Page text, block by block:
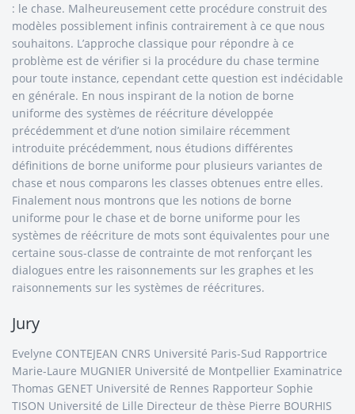
: le chase. Malheureusement cette procédure construit des
modèles possiblement infinis contrairement à ce que nous
souhaitons. L’approche classique pour répondre à ce
problème est de vérifier si la procédure du chase termine
pour toute instance, cependant cette question est indécidable
en générale. En nous inspirant de la notion de borne
uniforme des systèmes de réécriture développée
précédemment et d’une notion similaire récemment
introduite précédemment, nous étudions différentes
définitions de borne uniforme pour plusieurs variantes de
chase et nous comparons les classes obtenues entre elles.
Finalement nous montrons que les notions de borne
uniforme pour le chase et de borne uniforme pour les
systèmes de réécriture de mots sont équivalentes pour une
certaine sous-classe de contrainte de mot renforçant les
dialogues entre les raisonnements sur les graphes et les
raisonnements sur les systèmes de réécritures.
Jury
Evelyne CONTEJEAN CNRS Université Paris-Sud Rapportrice
Marie-Laure MUGNIER Université de Montpellier Examinatrice
Thomas GENET Université de Rennes Rapporteur Sophie
TISON Université de Lille Directeur de thèse Pierre BOURHIS